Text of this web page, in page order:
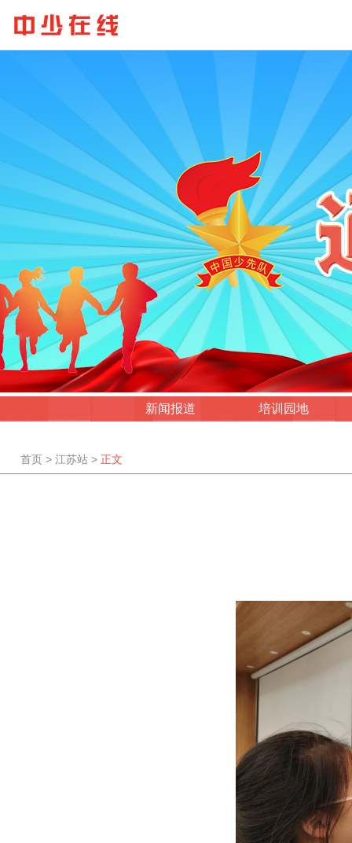
新闻报道 培训园地
首页 > 江苏站 > 正文